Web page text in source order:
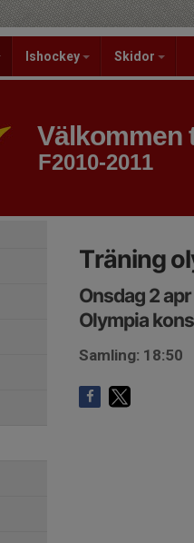
Ishockey Skidor
Välkommen
F2010-2011
Träning
Onsdag 2
Olympia
Samling: 18:50